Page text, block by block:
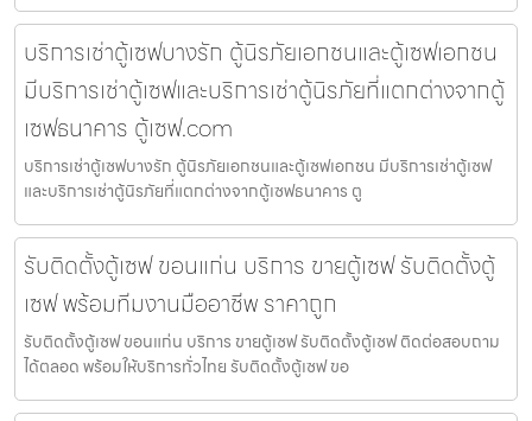
บริการเช่าตู้เซฟบางรัก ตู้นิรภัยเอกชนและตู้เซฟเอกชน
มีบริการเช่าตู้เซฟและบริการเช่าตู้นิรภัยที่แตกต่างจากตู้
เซฟธนาคาร ตู้เซฟ.com
บริการเช่าตู้เซฟบางรัก ตู้นิรภัยเอกชนและตู้เซฟเอกชน มีบริการเช่าตู้เซฟ
และบริการเช่าตู้นิรภัยที่แตกต่างจากตู้เซฟธนาคาร ตู
รับติดตั้งตู้เซฟ ขอนแก่น บริการ ขายตู้เซฟ รับติดตั้งตู้
เซฟ พร้อมทีมงานมืออาชีพ ราคาถูก
รับติดตั้งตู้เซฟ ขอนแก่น บริการ ขายตู้เซฟ รับติดตั้งตู้เซฟ ติดต่อสอบถาม
ได้ตลอด พร้อมให้บริการทั่วไทย รับติดตั้งตู้เซฟ ขอ